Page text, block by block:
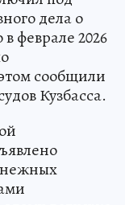
дела о
феврале 2026
сообщили
Кузбасса.